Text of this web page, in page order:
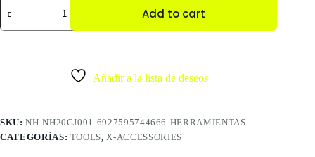
Add to cart
Añadir a la lista de deseos
SKU:NH-NH20GJ001-6927595744666-HERRAMIENTAS
CATEGORÍAS: TOOLS,X-ACCESSORIES